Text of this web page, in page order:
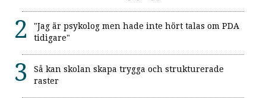
"Jag är psykolog men hade inte hört talas om PDA
tidigare"
Så kan skolan skapa trygga och strukturerade
raster